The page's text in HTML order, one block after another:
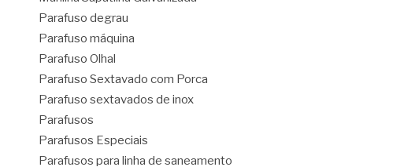
Parafuso degrau
Parafuso máquina
Parafuso Olhal
Parafuso Sextavado com Porca
Parafuso sextavados de inox
Parafusos
Parafusos Especiais
Parafusos para linha de saneamento